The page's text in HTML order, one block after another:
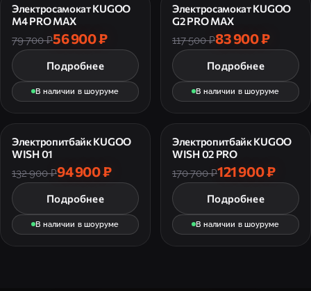
Электросамокат KUGOO
M4 PRO MAX
79 700 ₽56 900 ₽
Подробнее
В наличии в шоуруме
Электросамокат KUGOO
G2 PRO MAX
117 500 ₽83 900 ₽
Подробнее
В наличии в шоуруме
Электропитбайк KUGOO
WISH 01
132 900 ₽94 900 ₽
Подробнее
В наличии в шоуруме
Электропитбайк KUGOO
WISH 02 PRO
170 700 ₽121 900 ₽
Подробнее
В наличии в шоуруме